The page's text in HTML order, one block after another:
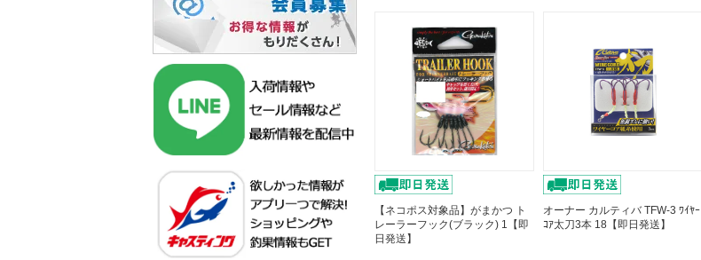
【ネコポス対象品】がまかつ ト
レーラーフック(ブラック) 1【即
日発送】
オーナー カルティバ TFW-3 ﾜｲﾔｰ
ｺｱ太刀3本 18【即日発送】